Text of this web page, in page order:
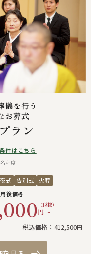
儀を行う
お葬式
ラン
件はこちら
程度
式 告別式 火葬
後価格
（税抜）
円〜
税込価格：412,500円